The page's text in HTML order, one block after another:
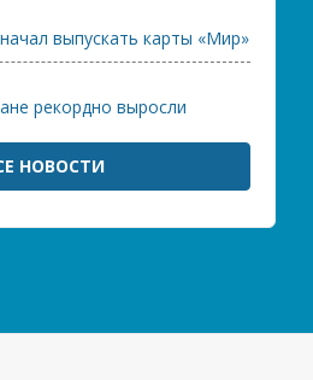
выпускать карты «Мир»
рекордно выросли
НОВОСТИ